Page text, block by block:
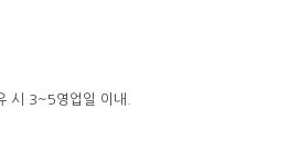
시 3~5영업일 이내.